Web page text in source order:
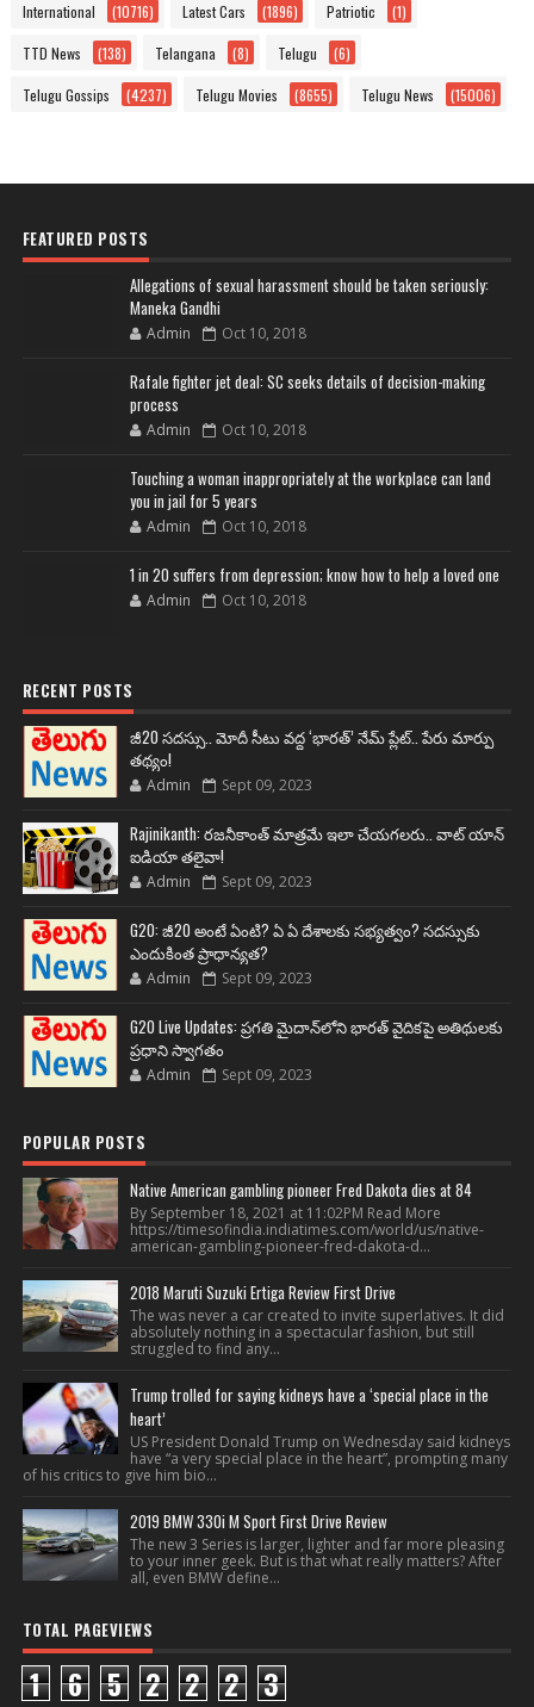
International (10716) Latest Cars (1896) Patriotic (1)
TTD News (138) Telangana (8) Telugu (6)
Telugu Gossips (4237) Telugu Movies (8655) Telugu News (15006)
FEATURED POSTS
Allegations of sexual harassment should be taken seriously:
Maneka Gandhi
Admin Oct 10, 2018
Rafale fighter jet deal: SC seeks details of decision-making
process
Admin Oct 10, 2018
Touching a woman inappropriately at the workplace can land
you in jail for 5 years
Admin Oct 10, 2018
1 in 20 suffers from depression; know how to help a loved one
Admin Oct 10, 2018
RECENT POSTS
జీ20 సదస్సు.. మోదీ సీటు వద్ద ‘భారత్’ నేమ్ ప్లేట్‌.. పేరు మార్పు
తథ్యం!
Admin Sept 09, 2023
Rajinikanth: రజనీకాంత్ మాత్రమే ఇలా చేయగలరు.. వాట్ యాన్
ఐడియా తలైవా!
Admin Sept 09, 2023
G20: జీ20 అంటే ఏంటి? ఏ ఏ దేశాలకు సభ్యత్వం? సదస్సుకు
ఎందుకింత ప్రాధాన్యత?
Admin Sept 09, 2023
G20 Live Updates: ప్రగతి మైదాన్‌లోని భారత్ వైదికపై అతిథులకు
ప్రధాని స్వాగతం
Admin Sept 09, 2023
POPULAR POSTS
Native American gambling pioneer Fred Dakota dies at 84
By September 18, 2021 at 11:02PM Read More
https://timesofindia.indiatimes.com/world/us/native-
american-gambling-pioneer-fred-dakota-d...
2018 Maruti Suzuki Ertiga Review First Drive
The was never a car created to invite superlatives. It did
absolutely nothing in a spectacular fashion, but still
struggled to find any...
Trump trolled for saying kidneys have a ‘special place in the
heart’
US President Donald Trump on Wednesday said kidneys
have “a very special place in the heart”, prompting many
of his critics to give him bio...
2019 BMW 330i M Sport First Drive Review
The new 3 Series is larger, lighter and far more pleasing
to your inner geek. But is that what really matters? After
all, even BMW define...
TOTAL PAGEVIEWS
1 6 5 2 2 2 3